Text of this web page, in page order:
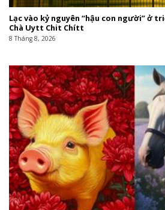
Lạc vào kỷ nguyên “hậu con người” ở
Chà Uytt Chit Chítt
8 Tháng 8, 2026